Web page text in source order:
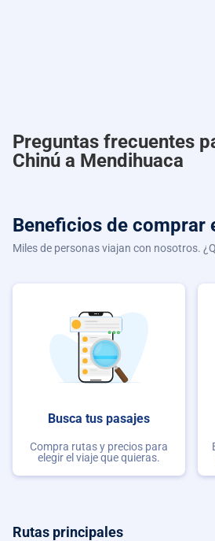
Preguntas frecuentes
Chinú a Mendihuaca
Beneficios de comprar
Miles de personas viajan con nosotros.
Busca tus pasajes
Compra rutas y precios para
elegir el viaje que quieras.
Rutas principales